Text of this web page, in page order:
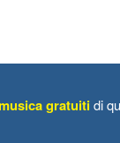
gratuiti di